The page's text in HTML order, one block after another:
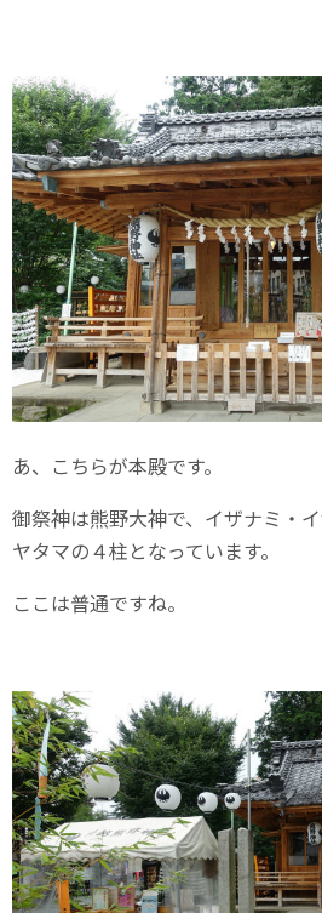
あ、こちらが本殿です。
御祭神は熊野大神で、イザナミ・
ヤタマの４柱となっています。
ここは普通ですね。